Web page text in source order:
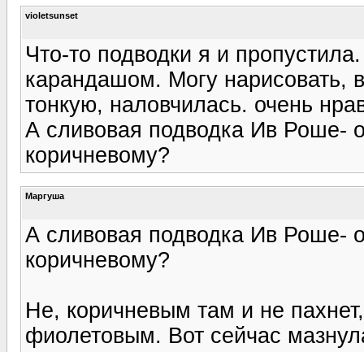
violetsunset
Что-то подводки я и
карандашом. Могу нарисовать,
тонкую, наловчилась. очень
А сливовая подводка Ив Роше-
коричневому?
Маргуша
А сливовая подводка Ив Роше-
коричневому?
Не, коричневым там и не
фиолетовым. Вот сейчас